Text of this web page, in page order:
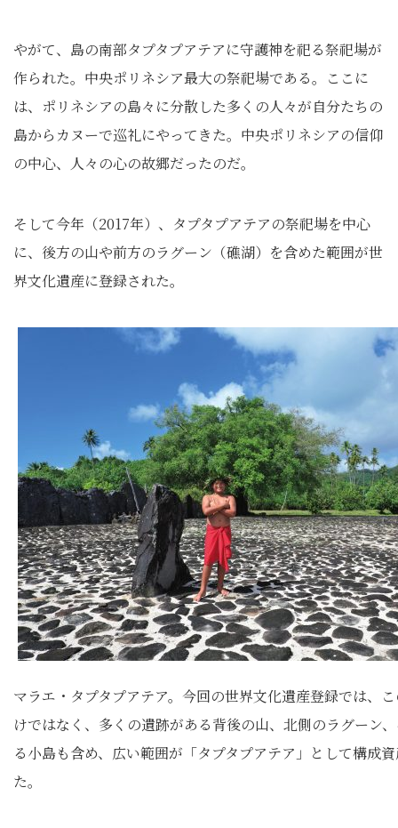
やがて、島の南部タプタプアテアに守護神を祀る祭祀場が
作られた。中央ポリネシア最大の祭祀場である。ここに
は、ポリネシアの島々に分散した多くの人々が自分たちの
島からカヌーで巡礼にやってきた。中央ポリネシアの信仰
の中心、人々の心の故郷だったのだ。
そして今年（2017年）、タプタプアテアの祭祀場を中心
に、後方の山や前方のラグーン（礁湖）を含めた範囲が世
界文化遺産に登録された。
マラエ・タプタプアテア。今回の世界文化遺産登録では、
けではなく、多くの遺跡がある背後の山、北側のラグーン
る小島も含め、広い範囲が「タプタプアテア」として構成
た。